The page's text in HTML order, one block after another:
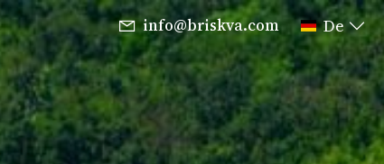
info@briskva.com De